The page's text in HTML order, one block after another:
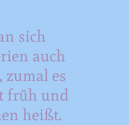
sich
auch
zumal es
früh und
heißt.